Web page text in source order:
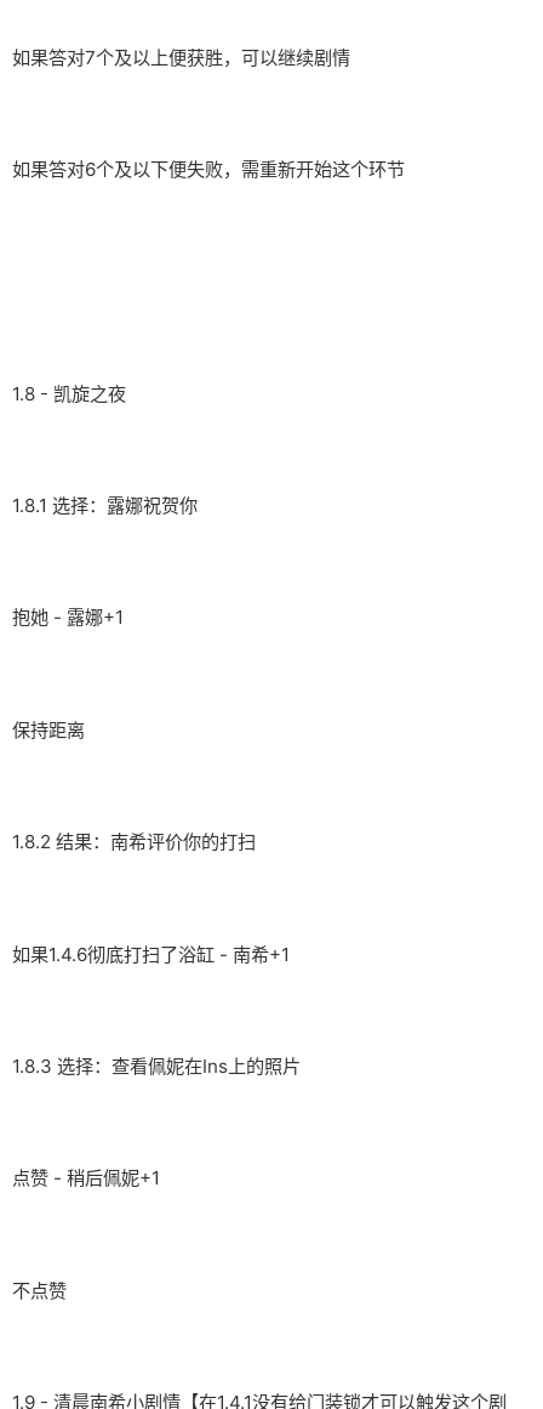
如果答对7个及以上便获胜，可以继续剧情
如果答对6个及以下便失败，需重新开始这个环节
1.8 - 凯旋之夜
1.8.1 选择：露娜祝贺你
抱她 - 露娜+1
保持距离
1.8.2 结果：南希评价你的打扫
如果1.4.6彻底打扫了浴缸 - 南希+1
1.8.3 选择：查看佩妮在Ins上的照片
点赞 - 稍后佩妮+1
不点赞
1.9 - 清晨南希小剧情【在1.4.1没有给门装锁才可以触发这个剧